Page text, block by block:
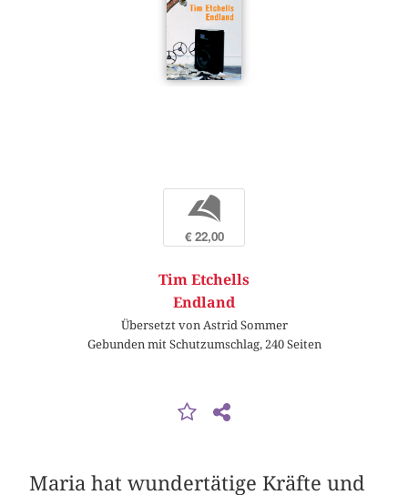
b
€ 22,00
Tim Etchells
Endland
Übersetzt von Astrid Sommer
Gebunden mit Schutzumschlag, 240 Seiten
Maria hat wundertätige Kräfte und